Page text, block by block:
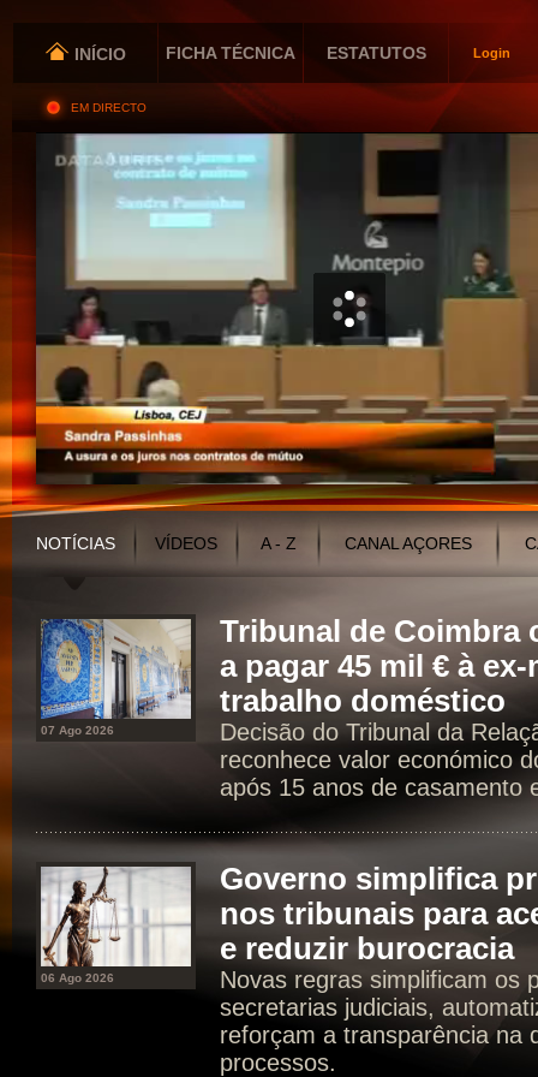
INÍCIO FICHA TÉCNICA ESTATUTOS Login
EM DIRECTO
NOTÍCIAS VÍDEOS A - Z CANAL AÇORES
07 Ago 2026
Tribunal de Coimbra
a pagar 45 mil € à
trabalho doméstico
Decisão do Tribunal da
reconhece valor económico
após 15 anos de casamento
06 Ago 2026
Governo simplifica
nos tribunais para
e reduzir burocracia
Novas regras simplificam os
secretarias judiciais,
reforçam a transparência na
processos.